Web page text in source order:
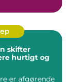
skifter
hurtigt og
er afgørende